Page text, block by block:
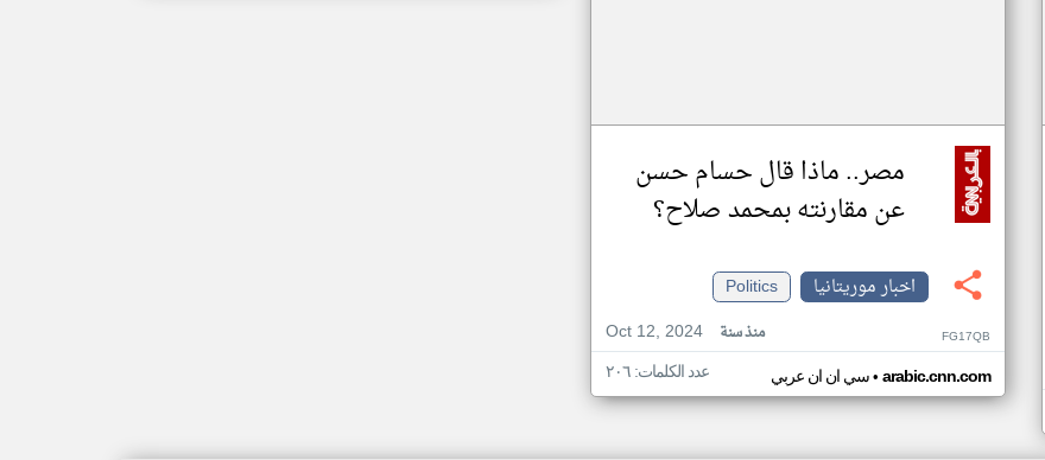
مصر.. ماذا قال حسام حسن
عن مقارنته بمحمد صلاح؟
اخبار موريتانيا
Politics
Oct 12, 2024
منذ سنة FG17QB
سي ان ان عربي• arabic.cnn.com عدد الكلمات: ٢٠٦